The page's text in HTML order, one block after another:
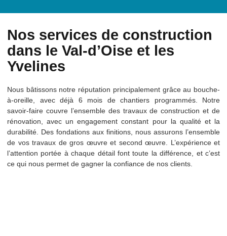
Nos services de construction
dans le Val-d’Oise et les
Yvelines
Nous bâtissons notre réputation principalement grâce au bouche-
à-oreille, avec déjà 6 mois de chantiers programmés. Notre
savoir-faire couvre l’ensemble des travaux de construction et de
rénovation, avec un engagement constant pour la qualité et la
durabilité. Des fondations aux finitions, nous assurons l’ensemble
de vos travaux de gros œuvre et second œuvre. L’expérience et
l’attention portée à chaque détail font toute la différence, et c’est
ce qui nous permet de gagner la confiance de nos clients.